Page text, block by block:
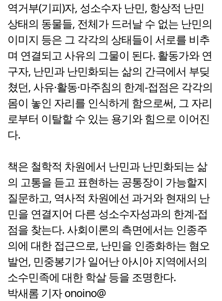
역거부(기피)자, 성소수자 난민, 항상적 난민
상태의 동물들, 전체가 드러날 수 없는 난민의
이미지 등은 그 각각의 상태들이 서로를 비추
며 연결되고 사유의 그물이 된다. 활동가와 연
구자, 난민과 난민화되는 삶의 간극에서 부딪
쳤던, 사유·활동·마주침의 한계-접점은 각각의
몸이 놓인 자리를 인식하게 함으로써, 그 자리
로부터 이탈할 수 있는 용기와 힘으로 이어진
다.
책은 철학적 차원에서 난민과 난민화되는 삶
의 고통을 듣고 표현하는 공통장이 가능할지
질문하고, 역사적 차원에선 과거와 현재의 난
민을 연결지어 다른 성소수자성과의 한계-접
점을 찾는다. 사회이론의 측면에서는 인종주
의에 대한 접근으로, 난민을 인종화하는 혐오
발언, 민중봉기가 일어난 아시아 지역에서의
소수민족에 대한 학살 등을 조명한다.
박새롬 기자 onoino@